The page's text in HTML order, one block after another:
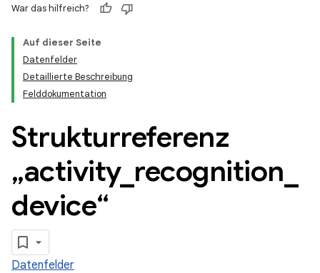
War das hilfreich?
Auf dieser Seite
Datenfelder
Detaillierte Beschreibung
Felddokumentation
Strukturreferenz
„activity_ recognition
device“
Datenfelder